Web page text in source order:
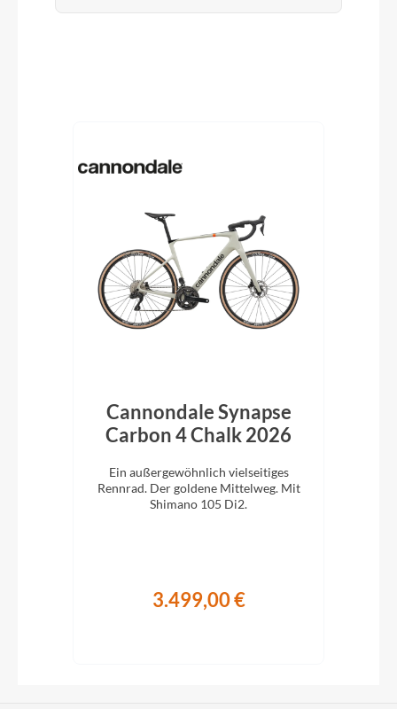
Cannondale Synapse
Carbon 4 Chalk 2026
Ein außergewöhnlich vielseitiges
Rennrad. Der goldene Mittelweg. Mit
Shimano 105 Di2.
3.499,00 €